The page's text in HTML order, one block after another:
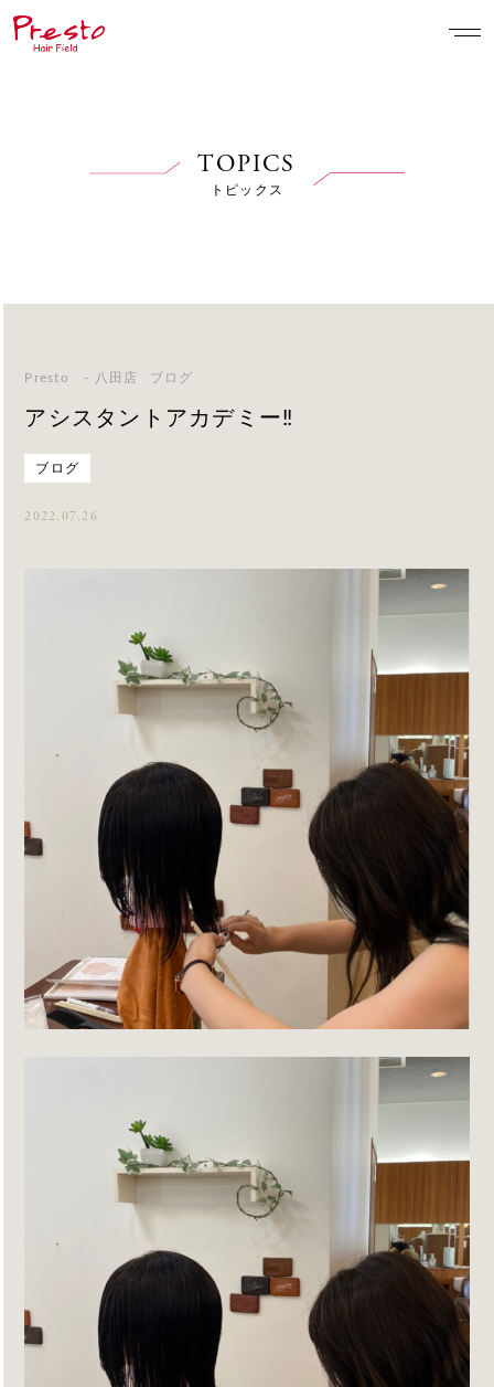
TOPICS
トピックス
Presto - 八田店 ブログ
アシスタントアカデミー‼️
ブログ
2022.07.26